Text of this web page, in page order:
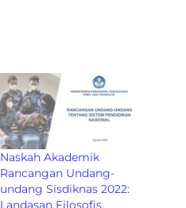
Naskah Akademik
Rancangan Undang-
undang Sisdiknas 2022:
Landasan Filosofis,